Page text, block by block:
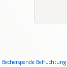
Becherspende Befruchtung